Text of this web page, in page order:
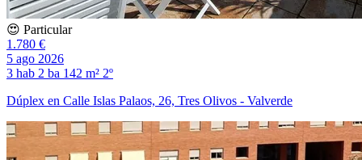
😍 Particular
1.780 €
5 ago 2026
3 hab 2 ba 142 m² 2º
Dúplex en Calle Islas Palaos, 26, Tres Olivos - Valverde